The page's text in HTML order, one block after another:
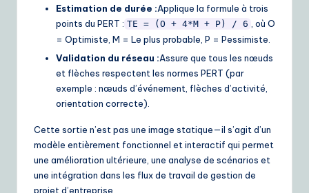
Estimation de durée :Applique la formule à trois
points du PERT : TE = (O + 4*M + P) / 6
, où O
= Optimiste, M = Le plus probable, P = Pessimiste.
Validation du réseau :Assure que tous les nœuds
et flèches respectent les normes PERT (par
exemple : nœuds d’événement, flèches d’activité,
orientation correcte).
Cette sortie n’est pas une image statique—il s’agit d’un
modèle entièrement fonctionnel et interactif qui permet
une amélioration ultérieure, une analyse de scénarios et
une intégration dans les flux de travail de gestion de
projet d’entreprise.